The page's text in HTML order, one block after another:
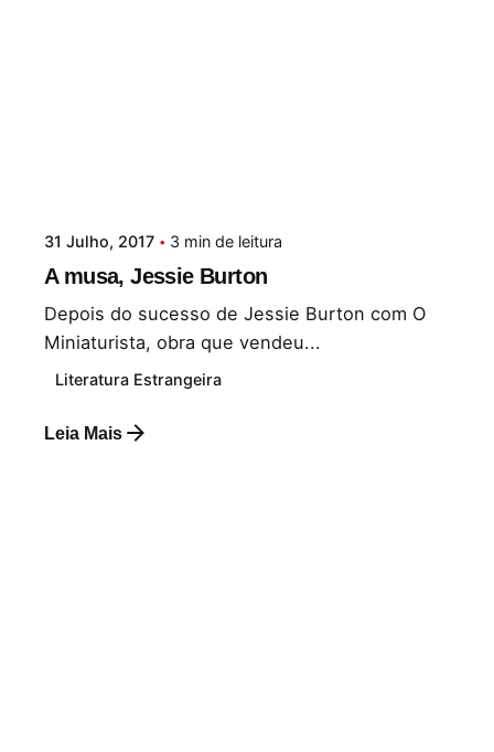
31 Julho, 2017 3 min de leitura
A musa, Jessie Burton
Depois do sucesso de Jessie Burton com O
Miniaturista, obra que vendeu...
Literatura Estrangeira
Leia Mais